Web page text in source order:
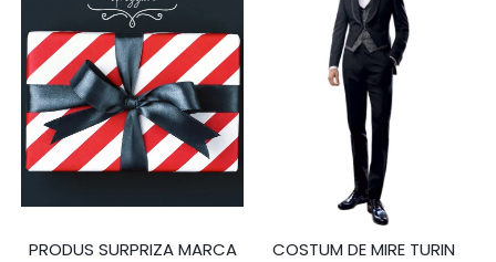
PRODUS SURPRIZA MARCA
COSTUM DE MIRE TURIN